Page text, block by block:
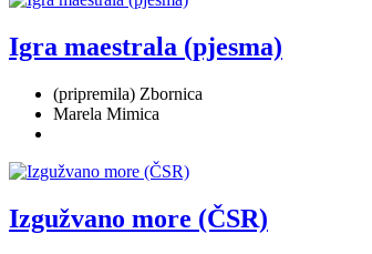
Igra maestrala (pjesma)
(pripremila) Zbornica
Marela Mimica
Izgužvano more (ČSR)